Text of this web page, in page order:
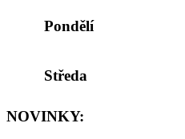
Pondělí
Středa
NOVINKY: